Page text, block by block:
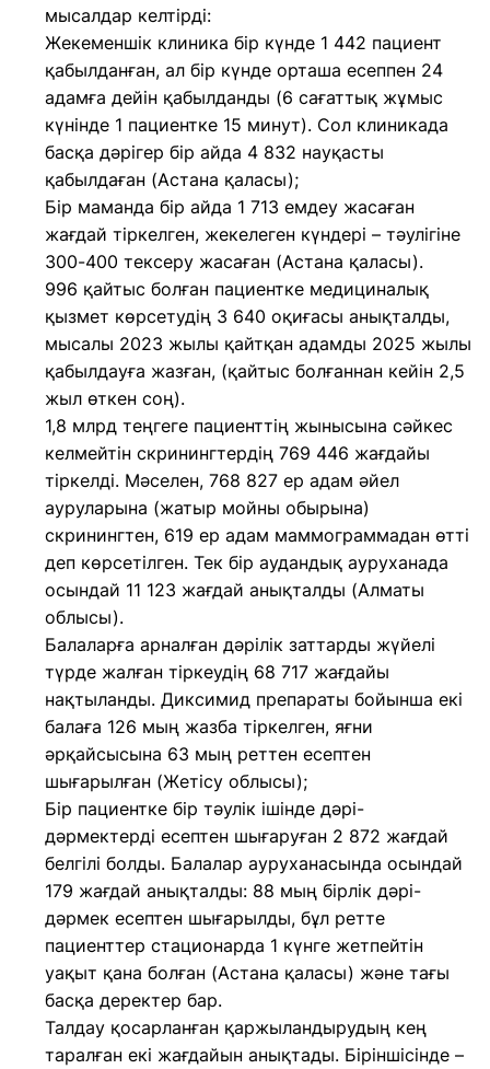
мысалдар келтірді:
Жекеменшік клиника бір күнде 1 442 пациент
қабылданған, ал бір күнде орташа есеппен 24
адамға дейін қабылданды (6 сағаттық жұмыс
күнінде 1 пациентке 15 минут). Сол клиникада
басқа дәрігер бір айда 4 832 науқасты
қабылдаған (Астана қаласы);
Бір маманда бір айда 1 713 емдеу жасаған
жағдай тіркелген, жекелеген күндері – тәулігіне
300-400 тексеру жасаған (Астана қаласы).
996 қайтыс болған пациентке медициналық
қызмет көрсетудің 3 640 оқиғасы анықталды,
мысалы 2023 жылы қайтқан адамды 2025 жылы
қабылдауға жазған, (қайтыс болғаннан кейін 2,5
жыл өткен соң).
1,8 млрд теңгеге пациенттің жынысына сәйкес
келмейтін скринингтердің 769 446 жағдайы
тіркелді. Мәселен, 768 827 ер адам әйел
ауруларына (жатыр мойны обырына)
скринингтен, 619 ер адам маммограммадан өтті
деп көрсетілген. Тек бір аудандық ауруханада
осындай 11 123 жағдай анықталды (Алматы
облысы).
Балаларға арналған дәрілік заттарды жүйелі
түрде жалған тіркеудің 68 717 жағдайы
нақтыланды. Диксимид препараты бойынша екі
балаға 126 мың жазба тіркелген, яғни
әрқайсысына 63 мың реттен есептен
шығарылған (Жетісу облысы);
Бір пациентке бір тәулік ішінде дәрі-
дәрмектерді есептен шығаруған 2 872 жағдай
белгілі болды. Балалар ауруханасында осындай
179 жағдай анықталды: 88 мың бірлік дәрі-
дәрмек есептен шығарылды, бұл ретте
пациенттер стационарда 1 күнге жетпейтін
уақыт қана болған (Астана қаласы) және тағы
басқа деректер бар.
Талдау қосарланған қаржыландырудың кең
таралған екі жағдайын анықтады. Біріншісінде –